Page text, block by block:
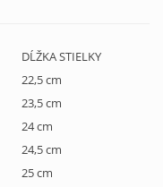
DĹŽKA STIELKY
22,5 cm
23,5 cm
24 cm
24,5 cm
25 cm